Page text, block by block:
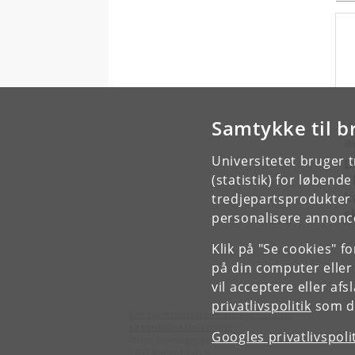
Samtykke til
Universitetet bruger
(statistik) for
tredjepartsprodukter
personalisere
Klik på "Se cookies"
på din computer
vil acceptere eller
privatlivspolitik som
Googles
Det Samfundsvidenskabelige Fakultet
Øster Farimagsgade 5